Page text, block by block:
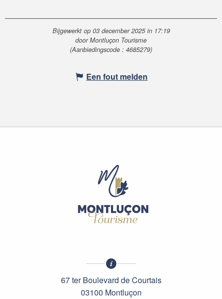
Bijgewerkt op 03 december 2025 in 17:19
door Montluçon Tourisme
(Aanbiedingscode : 4685279)
Een fout melden
67 ter Boulevard de Courtais
03100 Montluçon